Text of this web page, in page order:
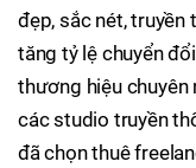
đẹp, sắc nét,
tăng tỷ lệ chuyển
thương hiệu chuyên
các studio truyền
đã chọn thuê